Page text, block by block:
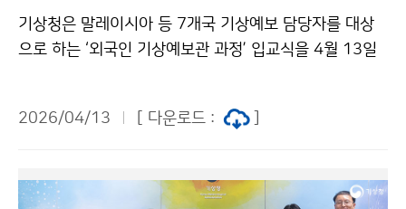
기상청은 말레이시아 등 7개국 기상예보 담당자를 대상
으로 하는 ‘외국인 기상예보관 과정’ 입교식을 4월 13일
진행되며 개발도상국 기상예보관의 실질적인 예보 분석
2026/04/13 [ 다운로드 :